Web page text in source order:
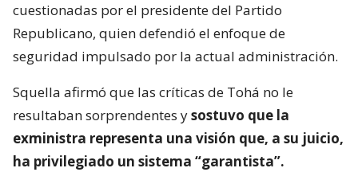
cuestionadas por el presidente del Partido
Republicano, quien defendió el enfoque de
seguridad impulsado por la actual administración.
Squella afirmó que las críticas de Tohá no le
resultaban sorprendentes ysostuvo que la
exministra representa una visión que, a su juicio,
ha privilegiado un sistema “garantista”.